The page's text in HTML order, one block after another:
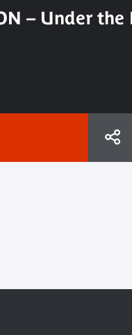
– Under the